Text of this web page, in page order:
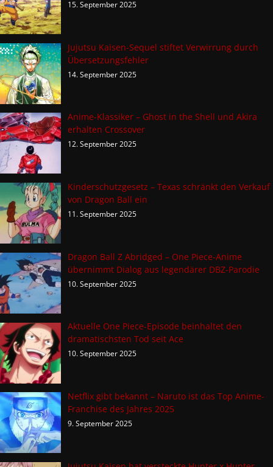
15. September 2025
Jujutsu Kaisen-Sequel stiftet Verwirrung durch
Übersetzungsfehler
14. September 2025
Anime-Klassiker – Ghost in the Shell und Akira
erhalten Crossover
12. September 2025
Kinderschutzgesetz – Texas schränkt den Verkauf
von Dragon Ball ein
11. September 2025
Dragon Ball Z Abridged – One Piece-Anime
übernimmt Dialog aus legendärer DBZ-Parodie
10. September 2025
Aktuelle One Piece-Episode beinhaltet den
dramatischsten Tod seit Ace
10. September 2025
Netflix gibt bekannt – Naruto ist das Top Anime-
Franchise des Jahres 2025
9. September 2025